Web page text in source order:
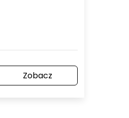
Zobacz